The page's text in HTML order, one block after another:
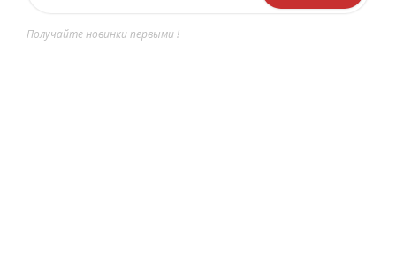
Получайте новинки первыми !